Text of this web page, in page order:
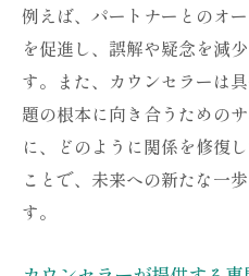
カウンセリング開
要性
初回セッション
浮気問題の理解を
信頼関係を再構築
浮気問題に対する
例えば、パートナーとのオ
を促進し、誤解や疑念を減
す。また、カウンセラーは
題の根本に向き合うための
に、どのように関係を修復
ことで、未来への新たな一
す。